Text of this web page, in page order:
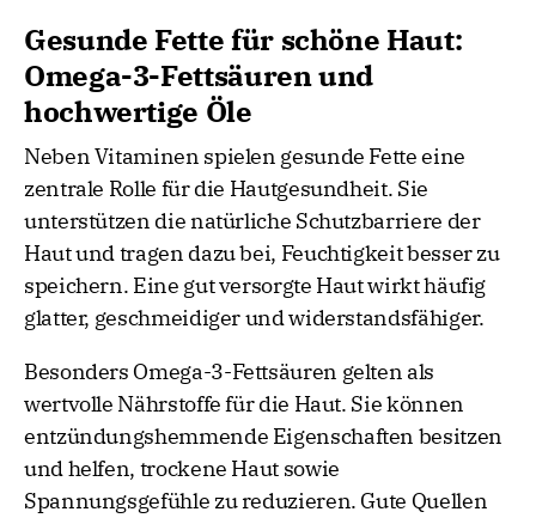
Gesunde Fette für schöne Haut:
Omega-3-Fettsäuren und
hochwertige Öle
Neben Vitaminen spielen gesunde Fette eine
zentrale Rolle für die Hautgesundheit. Sie
unterstützen die natürliche Schutzbarriere der
Haut und tragen dazu bei, Feuchtigkeit besser zu
speichern. Eine gut versorgte Haut wirkt häufig
glatter, geschmeidiger und widerstandsfähiger.
Besonders Omega-3-Fettsäuren gelten als
wertvolle Nährstoffe für die Haut. Sie können
entzündungshemmende Eigenschaften besitzen
und helfen, trockene Haut sowie
Spannungsgefühle zu reduzieren. Gute Quellen